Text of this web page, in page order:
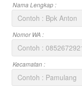
Nama Lengkap :
Nomor WA :
Kecamatan :